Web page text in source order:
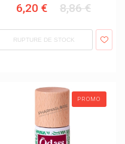
6,20 € 8,86 €
RUPTURE DE STOCK
PROMO